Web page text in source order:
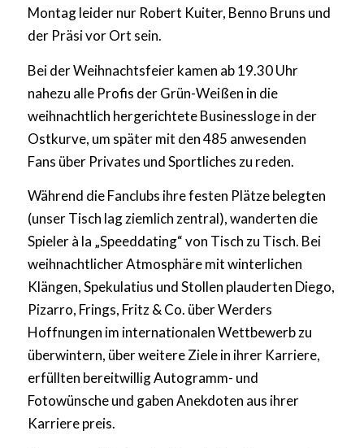
Montag leider nur Robert Kuiter, Benno Bruns und
der Präsi vor Ort sein.
Bei der Weihnachtsfeier kamen ab 19.30 Uhr
nahezu alle Profis der Grün-Weißen in die
weihnachtlich hergerichtete Businessloge in der
Ostkurve, um später mit den 485 anwesenden
Fans über Privates und Sportliches zu reden.
Während die Fanclubs ihre festen Plätze belegten
(unser Tisch lag ziemlich zentral), wanderten die
Spieler à la „Speeddating“ von Tisch zu Tisch. Bei
weihnachtlicher Atmosphäre mit winterlichen
Klängen, Spekulatius und Stollen plauderten Diego,
Pizarro, Frings, Fritz & Co. über Werders
Hoffnungen im internationalen Wettbewerb zu
überwintern, über weitere Ziele in ihrer Karriere,
erfüllten bereitwillig Autogramm- und
Fotowünsche und gaben Anekdoten aus ihrer
Karriere preis.